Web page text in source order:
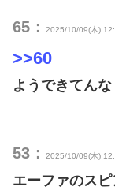
65： 2025/10/09(木)
>>60
ようできてんな
53： 2025/10/09(木)
エーファのス